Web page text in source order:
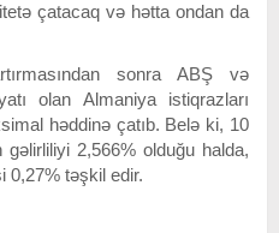
çatacaq və hətta ondan da
sonra ABŞ və
olan Almaniya istiqrazları
həddinə çatıb. Belə ki, 10
gəlirliliyi 2,566% olduğu halda,
0,27% təşkil edir.